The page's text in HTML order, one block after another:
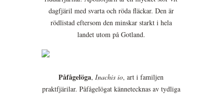
dagfjäril med svarta och röda fläckar. Den är
rödlistad eftersom den minskar starkt i hela
landet utom på Gotland.
Påfågelöga, Inachis io, art i familjen
praktfjärilar. Påfågelögat kännetecknas av tydliga